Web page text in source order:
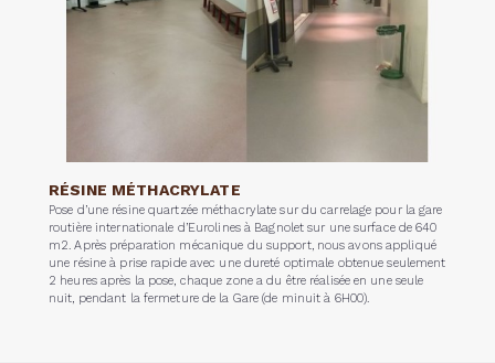
RÉSINE MÉTHACRYLATE
Pose d’une résine quartzée méthacrylate sur du carrelage pour la gare
routière internationale d’Eurolines à Bagnolet sur une surface de 640
m2. Après préparation mécanique du support, nous avons appliqué
une résine à prise rapide avec une dureté optimale obtenue seulement
2 heures après la pose, chaque zone a du être réalisée en une seule
nuit, pendant la fermeture de la Gare (de minuit à 6H00).